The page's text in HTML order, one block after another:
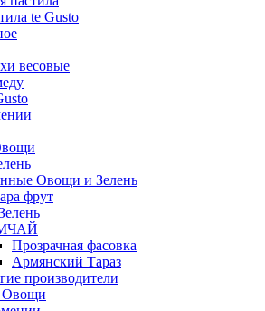
te Gusto
весовые
Овощи и Зелень
фрут
Прозрачная фасовка
Армянский Тараз
производители